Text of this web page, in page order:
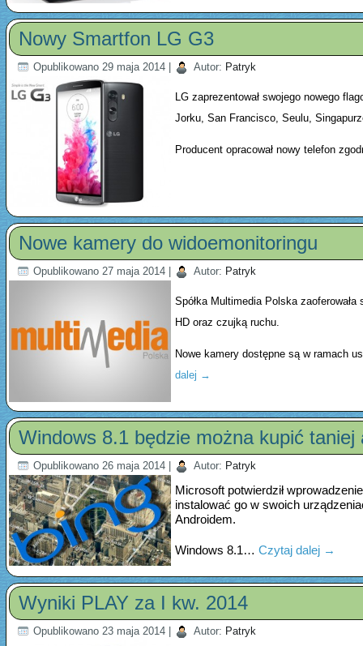
Nowy Smartfon LG G3
Opublikowano 29 maja 2014 Autor: Patryk
LG zaprezentował swojego nowego
Jorku, San Francisco, Seulu,
Producent opracował nowy telefon
Nowe kamery do widoemonitoringu
Opublikowano 27 maja 2014 Autor: Patryk
Spółka Multimedia Polska
HD oraz czujką ruchu.
Nowe kamery dostępne są w ramach
dalej →
Windows 8.1 będzie można kupić taniej
Opublikowano 26 maja 2014 Autor: Patryk
Microsoft potwierdził
instalować go w swoich
Androidem.
Windows 8.1… Czytaj dalej →
Wyniki PLAY za I kw. 2014
Opublikowano 23 maja 2014 Autor: Patryk